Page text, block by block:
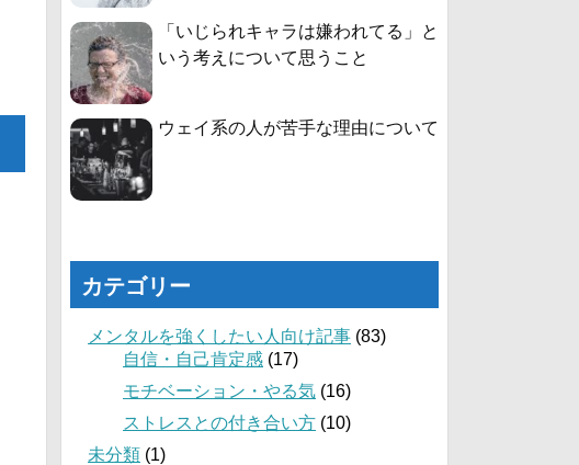
「いじられキャラは嫌われてる」と
いう考えについて思うこと
ウェイ系の人が苦手な理由について
カテゴリー
メンタルを強くしたい人向け記事 (83)
自信・自己肯定感 (17)
モチベーション・やる気 (16)
ストレスとの付き合い方 (10)
未分類 (1)